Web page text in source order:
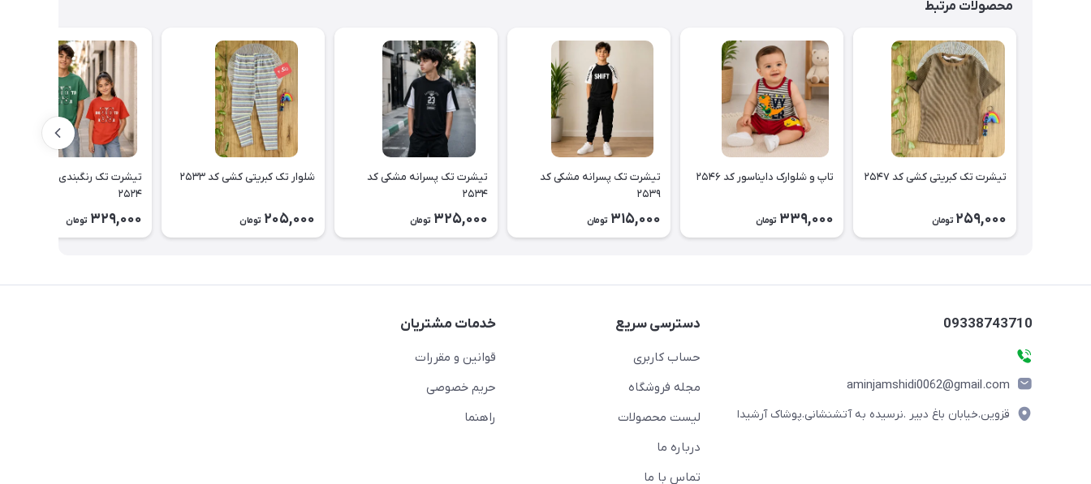
محصولات مرتبط
تیشرت تک کبریتی کشی کد ۲۵۴۷
259,000 تومان
تاپ و شلوارک دایناسور کد ۲۵۴۶
339,000 تومان
تیشرت تک پسرانه مشکی کد
۲۵۳۹
315,000 تومان
تیشرت تک پسرانه مشکی کد
۲۵۳۴
325,000 تومان
شلوار تک کبریتی کشی کد ۲۵۳۳
205,000 تومان
تیشرت تک رنگبندی اسپرت کد
۲۵۲۴
329,000 تومان
09338743710
aminjamshidi0062@gmail.com
قزوین.خیابان باغ دبیر .نرسیده به آتشنشانی.پوشاک آرشیدا
دسترسی سریع
حساب کاربری
مجله فروشگاه
لیست محصولات
درباره ما
تماس با ما
خدمات مشتریان
قوانین و مقررات
حریم خصوصی
راهنما